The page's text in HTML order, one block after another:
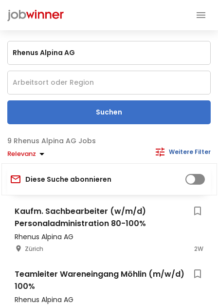
Suchen
Rhenus Alpina AG Jobs
Relevanz Weitere Filter
Diese Suche abonnieren
Kaufm. Sachbearbeiter (w/m/d)
Personaladministration 80-100%
Rhenus Alpina AG
Zürich 2W
Teamleiter Wareneingang Möhlin (m/w/d)
100%
Rhenus Alpina AG